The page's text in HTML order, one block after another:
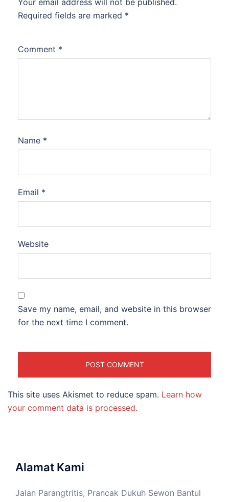
Required fields are marked *
Comment *
Name *
Email *
Website
Save my name, email, and website in this browser
for the next time I comment.
This site uses Akismet to reduce spam. Learn how
your comment data is processed.
Alamat Kami
Jalan Parangtritis, Prancak Dukuh Sewon Bantul